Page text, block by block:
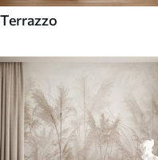
Terrazzo